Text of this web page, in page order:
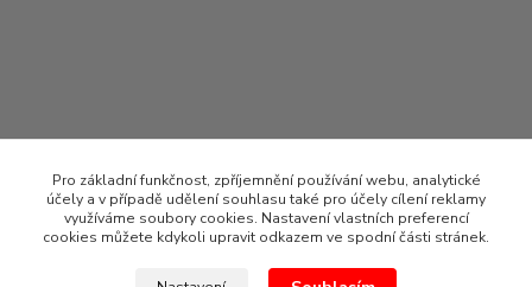
Pro základní funkčnost, zpříjemnění používání webu, analytické
účely a v případě udělení souhlasu také pro účely cílení reklamy
využíváme soubory cookies. Nastavení vlastních preferencí
cookies můžete kdykoli upravit odkazem ve spodní části stránek.